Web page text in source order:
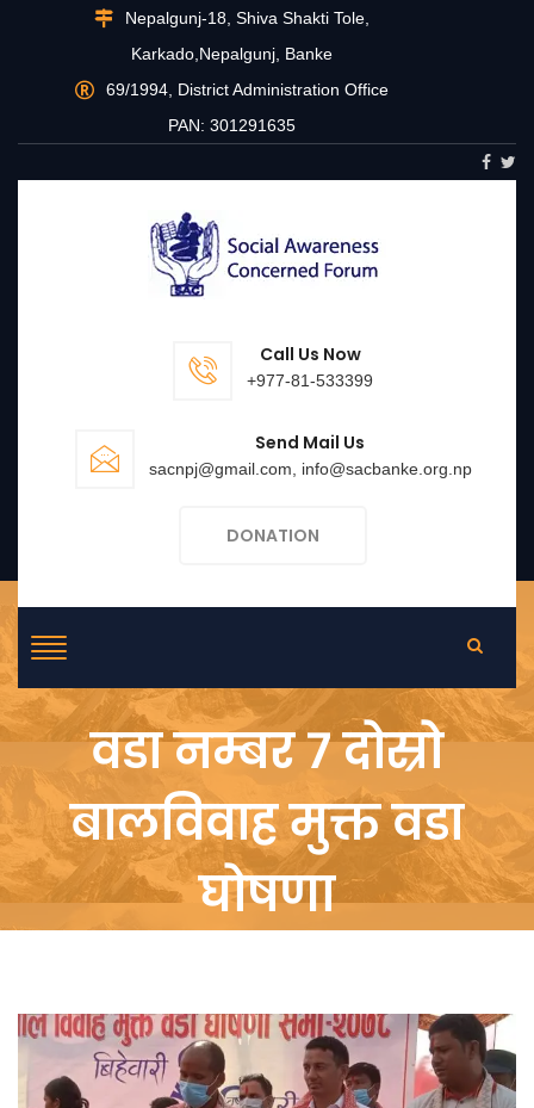
Nepalgunj-18, Shiva Shakti Tole,
Karkado,Nepalgunj, Banke
69/1994, District Administration Office
PAN: 301291635
Call Us Now
+977-81-533399
Send Mail Us
sacnpj@gmail.com, info@sacbanke.org.np
DONATION
वडा नम्बर ७ दोस्रो
बालविवाह मुक्त वडा
घोषणा